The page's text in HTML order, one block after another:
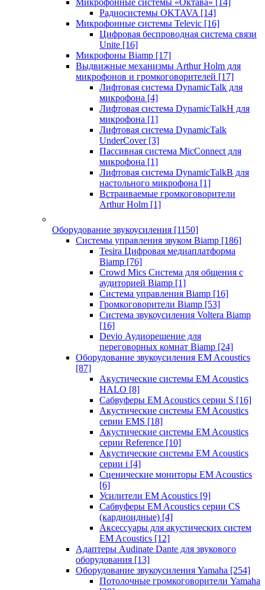
Микрофонные системы «Октава» [14]
Радиосистемы OKTAVA [14]
Микрофонные системы Televic [16]
Цифровая беспроводная система связи
Unite [16]
Микрофоны Biamp [17]
Выдвижные механизмы Arthur Holm для
микрофонов и громкоговорителей [17]
Лифтовая система DynamicTalk для
микрофона [4]
Лифтовая система DynamicTalkH для
микрофона [1]
Лифтовая система DynamicTalk
UnderCover [3]
Пассивная система MicConnect для
микрофона [1]
Лифтовая система DynamicTalkB для
настольного микрофона [1]
Встраиваемые громкоговорители
Arthur Holm [1]
Оборудование звукоусиления [1150]
Системы управления звуком Biamp [186]
Tesira Цифровая медиаплатформа
Biamp [76]
Crowd Mics Система для общения с
аудиторией Biamp [1]
Система управления Biamp [16]
Громкоговорители Biamp [53]
Система звукоусиления Voltera Biamp
[16]
Devio Аудиорешение для
переговорных комнат Biamp [24]
Оборудование звукоусиления EM Acoustics
[87]
Акустические системы EM Acoustics
HALO [8]
Сабвуферы EM Acoustics серии S [16]
Акустические системы EM Acoustics
серии EMS [18]
Акустические системы EM Acoustics
серии Reference [10]
Акустические системы EM Acoustics
серии i [4]
Сценические мониторы EM Acoustics
[6]
Усилители EM Acoustics [9]
Сабвуферы EM Acoustics серии CS
(кардиоидные) [4]
Аксессуары для акустических систем
EM Acoustics [12]
Адаптеры Audinate Dante для звукового
оборудования [13]
Оборудование звукоусиления Yamaha [254]
Потолочные громкоговорители Yamaha